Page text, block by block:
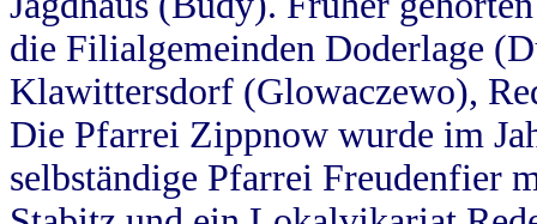
die Filialgemeinden Doderlage
Klawittersdorf (Glowaczewo),
Die Pfarrei Zippnow wurde im
selbständige Pfarrei Freudenfier